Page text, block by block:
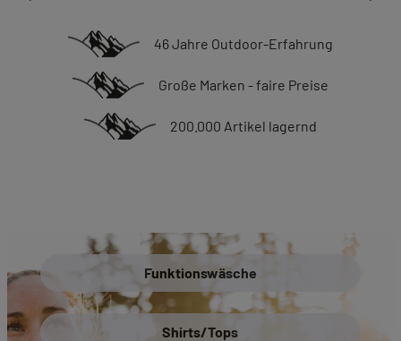
46 Jahre Outdoor-Erfahrung
Große Marken - faire Preise
200.000 Artikel lagernd
Funktionswäsche
Shirts/Tops